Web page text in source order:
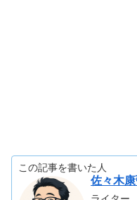
この記事を書いた人
佐々木